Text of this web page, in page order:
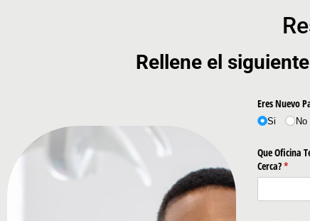
Rellene el